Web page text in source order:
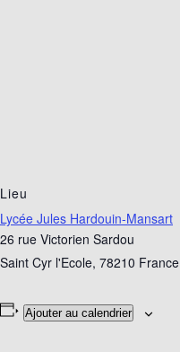
Lieu
Lycée Jules Hardouin-Mansart
26 rue Victorien Sardou
Saint Cyr l'Ecole, 78210 France
Ajouter au calendrier